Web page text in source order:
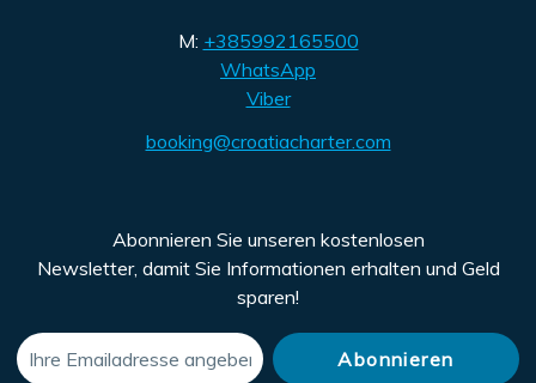
M: +385992165500
WhatsApp
Viber
booking@croatiacharter.com
Abonnieren Sie unseren kostenlosen
Newsletter, damit Sie Informationen erhalten und Geld
sparen!